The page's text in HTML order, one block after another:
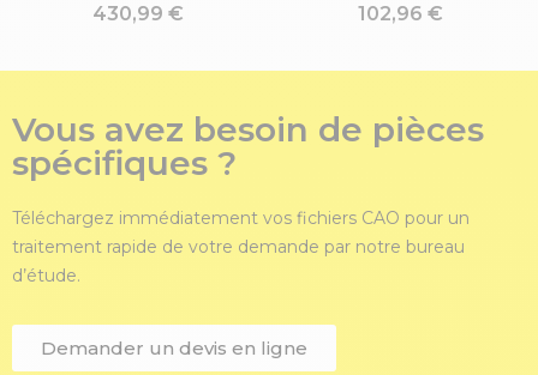
430,99 € 102,96 €
Vous avez besoin de pièces
spécifiques ?
Téléchargez immédiatement vos fichiers CAO pour un
traitement rapide de votre demande par notre bureau
d’étude.
Demander un devis en ligne